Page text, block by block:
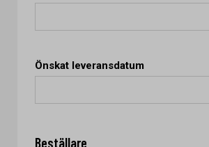
Önskat leveransdatum
Beställare